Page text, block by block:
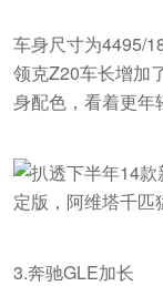
车身尺寸为4495/
领克Z20车长增加
身配色，看着更年
3.奔驰GLE加长